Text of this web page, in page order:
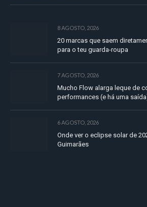
8 AGOSTO, 2026
20 marcas que saem
para o teu guarda-roupa
7 AGOSTO, 2026
Mucho Flow alarga leque de
performances (e há uma
6 AGOSTO, 2026
Onde ver o eclipse solar de
Guimarães